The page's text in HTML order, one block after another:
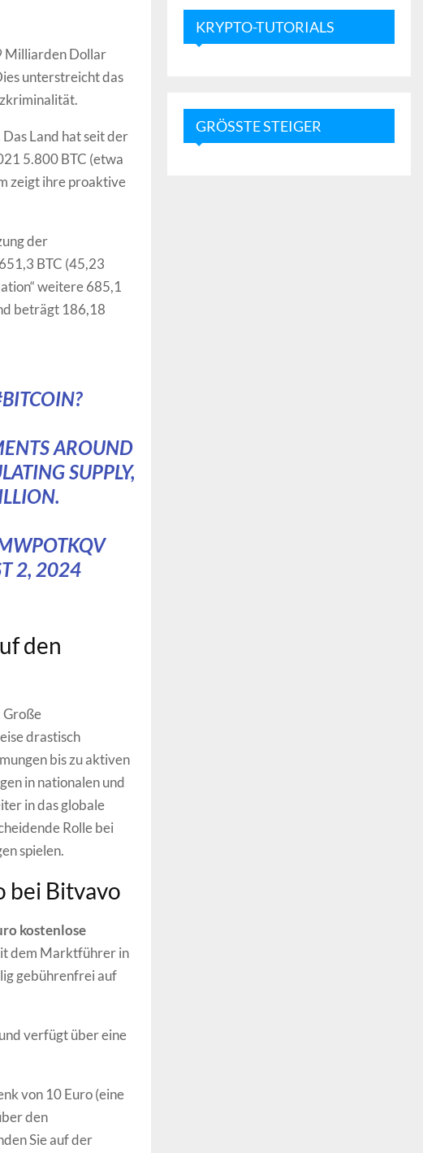
Milliarden Dollar
unterstreicht das
Land hat seit der
5.800 BTC (etwa
zeigt ihre proaktive
der
BTC (45,23
weitere 685,1
beträgt 186,18
?
AROUND
SUPPLY,
2, 2024
den
Große
drastisch
bis zu aktiven
in nationalen und
in das globale
Rolle bei
spielen.
bei Bitvavo
kostenlose
dem Marktführer in
gebührenfrei auf
verfügt über eine
von 10 Euro (eine
den
Sie auf der
KRYPTO-TUTORIALS
GRÖSSTE STEIGER